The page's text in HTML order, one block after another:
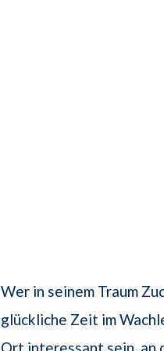
Wer in seinem Traum
glückliche Zeit im